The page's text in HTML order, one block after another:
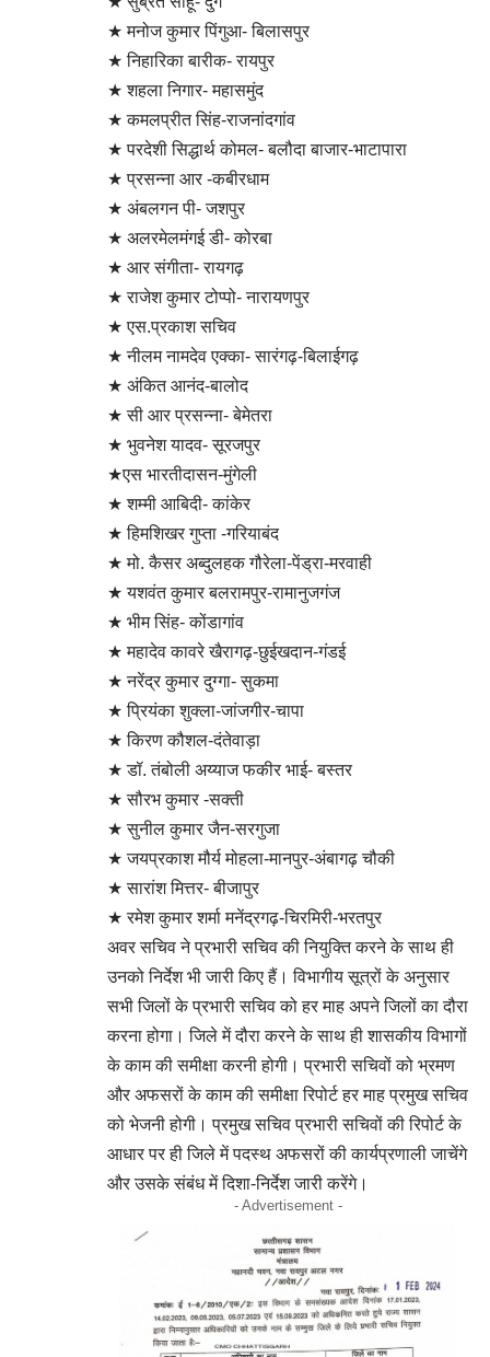
★ मनोज कुमार पिंगुआ- बिलासपुर
★ निहारिका बारीक- रायपुर
★ शहला निगार- महासमुंद
★ कमलप्रीत सिंह-राजनांदगांव
★ परदेशी सिद्धार्थ कोमल- बलौदा बाजार-भाटापारा
★ प्रसन्ना आर -कबीरधाम
★ अंबलगन पी- जशपुर
★ अलरमेलमंगई डी- कोरबा
★ आर संगीता- रायगढ़
★ राजेश कुमार टोप्पो- नारायणपुर
★ एस.प्रकाश सचिव
★ नीलम नामदेव एक्का- सारंगढ़-बिलाईगढ़
★ अंकित आनंद-बालोद
★ सी आर प्रसन्ना- बेमेतरा
★ भुवनेश यादव- सूरजपुर
★एस भारतीदासन-मुंगेली
★ शम्मी आबिदी- कांकेर
★ हिमशिखर गुप्ता -गरियाबंद
★ मो. कैसर अब्दुलहक गौरेला-पेंड्रा-मरवाही
★ यशवंत कुमार बलरामपुर-रामानुजगंज
★ भीम सिंह- कोंडागांव
★ महादेव कावरे खैरागढ़-छुईखदान-गंडई
★ नरेंद्र कुमार दुग्गा- सुकमा
★ प्रियंका शुक्ला-जांजगीर-चापा
★ किरण कौशल-दंतेवाड़ा
★ डॉ. तंबोली अय्याज फकीर भाई- बस्तर
★ सौरभ कुमार -सक्ती
★ सुनील कुमार जैन-सरगुजा
★ जयप्रकाश मौर्य मोहला-मानपुर-अंबागढ़ चौकी
★ सारांश मित्तर- बीजापुर
★ रमेश कुमार शर्मा मनेंद्रगढ़-चिरमिरी-भरतपुर
अवर सचिव ने प्रभारी सचिव की नियुक्ति करने के साथ ही
उनको निर्देश भी जारी किए हैं। विभागीय सूत्रों के अनुसार
सभी जिलों के प्रभारी सचिव को हर माह अपने जिलों का दौरा
करना होगा। जिले में दौरा करने के साथ ही शासकीय विभागों
के काम की समीक्षा करनी होगी। प्रभारी सचिवों को भ्रमण
और अफसरों के काम की समीक्षा रिपोर्ट हर माह प्रमुख सचिव
को भेजनी होगी। प्रमुख सचिव प्रभारी सचिवों की रिपोर्ट के
आधार पर ही जिले में पदस्थ अफसरों की कार्यप्रणाली जाचेंगे
और उसके संबंध में दिशा-निर्देश जारी करेंगे।
- Advertisement -